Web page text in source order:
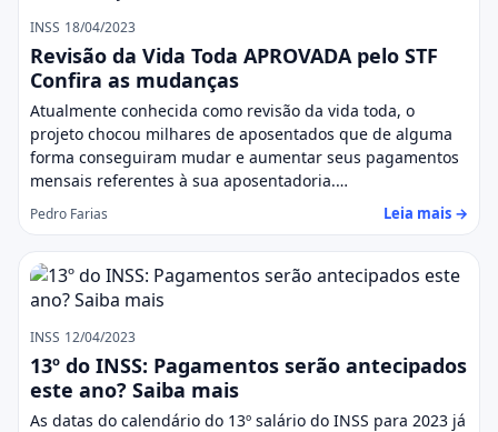
INSS 18/04/2023
Revisão da Vida Toda APROVADA pelo STF
Confira as mudanças
Atualmente conhecida como revisão da vida toda, o
projeto chocou milhares de aposentados que de alguma
forma conseguiram mudar e aumentar seus pagamentos
mensais referentes à sua aposentadoria.…
Pedro Farias Leia mais →
INSS 12/04/2023
13º do INSS: Pagamentos serão antecipados
este ano? Saiba mais
As datas do calendário do 13º salário do INSS para 2023 já